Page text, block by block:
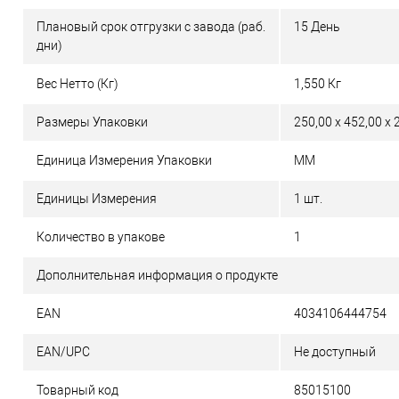
Плановый срок отгрузки с завода (раб.
дни)
15 День
Вес Нетто (Кг) 1,550 Кг
Размеры Упаковки 250,00 x 452,00 x
Единица Измерения Упаковки MM
Единицы Измерения 1 шт.
Количество в упакове 1
Дополнительная информация о продукте
EAN 4034106444754
EAN/UPC Не доступный
Товарный код 85015100